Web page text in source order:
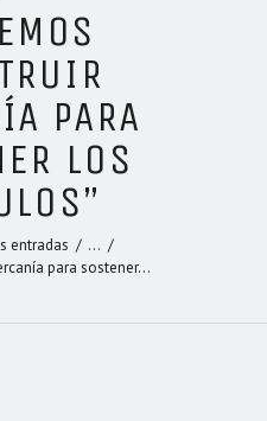
PARA
LOS
entradas
...
para sostener...